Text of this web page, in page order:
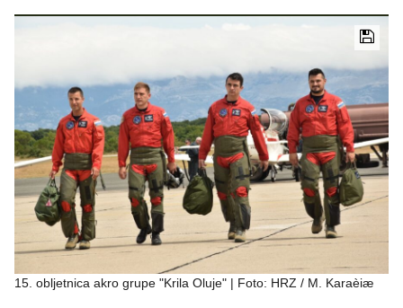
15. obljetnica akro grupe "Krila Oluje" | Foto: HRZ / M. Karaèiæ